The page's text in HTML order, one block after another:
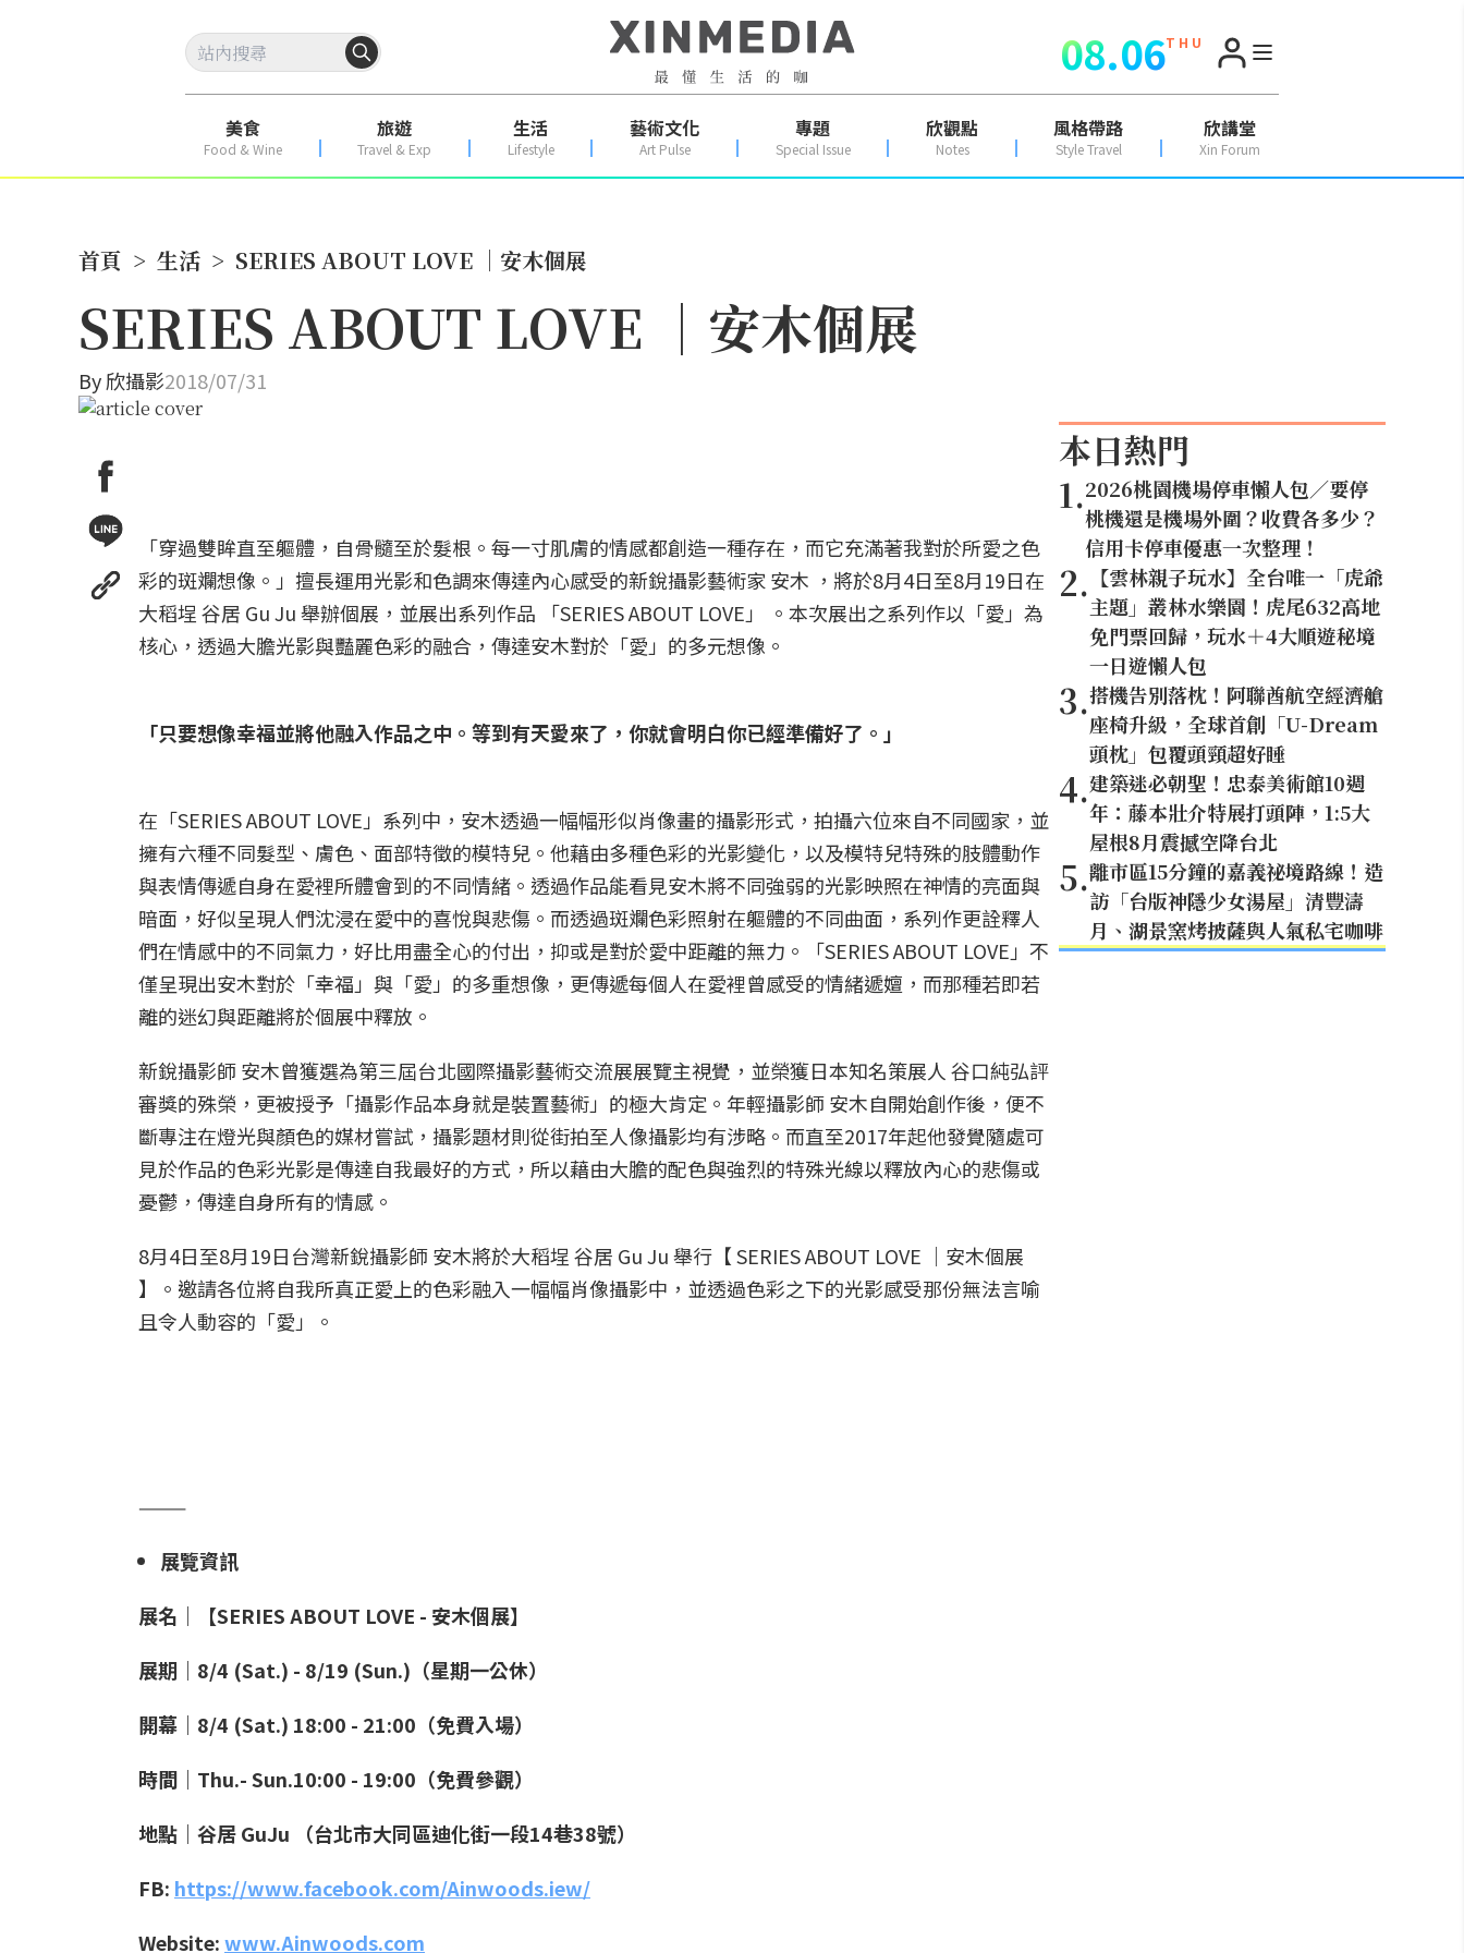
08.06T H U
美食
Food & Wine
旅遊
Travel & Exp
生活
Lifestyle
藝術文化
Art Pulse
專題
Special Issue
欣觀點
Notes
風格帶路
Style Travel
欣講堂
Xin Forum
首頁 > 生活 > SERIES ABOUT LOVE ｜安木個展
SERIES ABOUT LOVE ｜安木個展
By欣攝影2018/07/31
「穿過雙眸直至軀體，自骨髓至於髮根。每一寸肌膚的情感都創造一種存在，而它充滿著我對於所愛之色
彩的斑斕想像。」擅長運用光影和色調來傳達內心感受的新銳攝影藝術家 安木 ，將於8月4日至8月19日在
大稻埕 谷居 Gu Ju 舉辦個展，並展出系列作品 「SERIES ABOUT LOVE」 。本次展出之系列作以「愛」為
核心，透過大膽光影與豔麗色彩的融合，傳達安木對於「愛」的多元想像。
「只要想像幸福並將他融入作品之中。等到有天愛來了，你就會明白你已經準備好了。」
在「SERIES ABOUT LOVE」系列中，安木透過一幅幅形似肖像畫的攝影形式，拍攝六位來自不同國家，並
擁有六種不同髮型、膚色、面部特徵的模特兒。他藉由多種色彩的光影變化，以及模特兒特殊的肢體動作
與表情傳遞自身在愛裡所體會到的不同情緒。透過作品能看見安木將不同強弱的光影映照在神情的亮面與
暗面，好似呈現人們沈浸在愛中的喜悅與悲傷。而透過斑斕色彩照射在軀體的不同曲面，系列作更詮釋人
們在情感中的不同氣力，好比用盡全心的付出，抑或是對於愛中距離的無力。「SERIES ABOUT LOVE」不
僅呈現出安木對於「幸福」與「愛」的多重想像，更傳遞每個人在愛裡曾感受的情緒遞嬗，而那種若即若
離的迷幻與距離將於個展中釋放。
新銳攝影師 安木曾獲選為第三屆台北國際攝影藝術交流展展覽主視覺，並榮獲日本知名策展人 谷口純弘評
審獎的殊榮，更被授予「攝影作品本身就是裝置藝術」的極大肯定。年輕攝影師 安木自開始創作後，便不
斷專注在燈光與顏色的媒材嘗試，攝影題材則從街拍至人像攝影均有涉略。而直至2017年起他發覺隨處可
見於作品的色彩光影是傳達自我最好的方式，所以藉由大膽的配色與強烈的特殊光線以釋放內心的悲傷或
憂鬱，傳達自身所有的情感。
8月4日至8月19日台灣新銳攝影師 安木將於大稻埕 谷居 Gu Ju 舉行【 SERIES ABOUT LOVE ｜安木個展
】。邀請各位將自我所真正愛上的色彩融入一幅幅肖像攝影中，並透過色彩之下的光影感受那份無法言喻
且令人動容的「愛」。
———
展覽資訊
展名｜【SERIES ABOUT LOVE - 安木個展】
展期｜8/4 (Sat.) - 8/19 (Sun.)（星期一公休）
開幕｜8/4 (Sat.) 18:00 - 21:00（免費入場）
時間｜Thu.- Sun.10:00 - 19:00（免費參觀）
地點｜谷居 GuJu （台北市大同區迪化街一段14巷38號）
FB: https://www.facebook.com/Ainwoods.iew/
Website:www.Ainwoods.com
本日熱門
1.2026桃園機場停車懶人包／要停
桃機還是機場外圍？收費各多少？
信用卡停車優惠一次整理！
2. 【雲林親子玩水】全台唯一「虎爺
主題」叢林水樂園！虎尾632高地
免門票回歸，玩水＋4大順遊秘境
一日遊懶人包
3.搭機告別落枕！阿聯酋航空經濟艙
座椅升級，全球首創「U-Dream
頭枕」包覆頭頸超好睡
4.建築迷必朝聖！忠泰美術館10週
年：藤本壯介特展打頭陣，1:5大
屋根8月震撼空降台北
5.離市區15分鐘的嘉義祕境路線！造
訪「台版神隱少女湯屋」清豐濤
月、湖景窯烤披薩與人氣私宅咖啡